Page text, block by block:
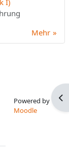
Mehr
Powered by
Moodle